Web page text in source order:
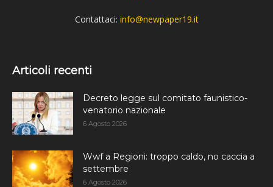
Contattaci: info@newpaper19.it
Articoli recenti
Decreto legge sul comitato faunistico-
venatorio nazionale
6 Agosto 2026
Wwf a Regioni: troppo caldo, no caccia a
settembre
6 Agosto 2026